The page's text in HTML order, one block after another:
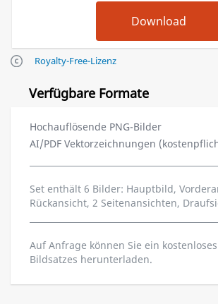
Royalty-Free-Lizenz
Verfügbare Formate
Hochauflösende PNG-Bilder
AI/PDF Vektorzeichnungen
Set enthält 6 Bilder: Hauptbild,
Rückansicht, 2 Seitenansichten,
Auf Anfrage können Sie ein
Bildsatzes herunterladen.